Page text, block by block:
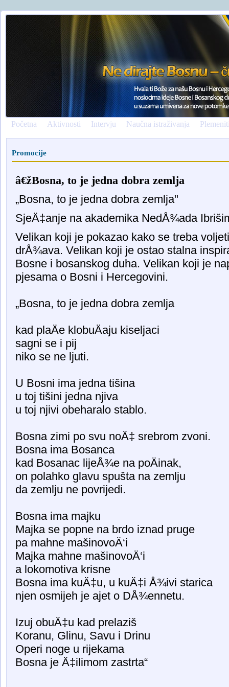
Početna Aktivnosti Intervju Naučna istraživanja
Promocije
â€žBosna, to je jedna dobra zemlja
„Bosna, to je jedna dobra zemlja"
SjeÄ‡anje na akademika NedÅ¾ada
Velikan koji je pokazao kako se treba
drÅ¾ava. Velikan koji je ostao stalna
Bosne i bosanskog duha. Velikan koji je
pjesama o Bosni i Hercegovini.
„Bosna, to je jedna dobra zemlja
kad plaÄe klobuÄaju kiseljaci
sagni se i pij
niko se ne ljuti.
U Bosni ima jedna tišina
u toj tišini jedna njiva
u toj njivi obeharalo stablo.
Bosna zimi po svu noÄ‡ srebrom zvoni.
Bosna ima Bosanca
kad Bosanac lijeÅ¾e na poÄinak,
on polahko glavu spušta na zemlju
da zemlju ne povrijedi.
Bosna ima majku
Majka se popne na brdo iznad pruge
pa mahne mašinovoÄ‘i
Majka mahne mašinovoÄ‘i
a lokomotiva krisne
Bosna ima kuÄ‡u, u kuÄ‡i Å¾ivi starica
njen osmijeh je ajet o DÅ¾ennetu.
Izuj obuÄ‡u kad prelaziš
Koranu, Glinu, Savu i Drinu
Operi noge u rijekama
Bosna je Ä‡ilimom zastrta“